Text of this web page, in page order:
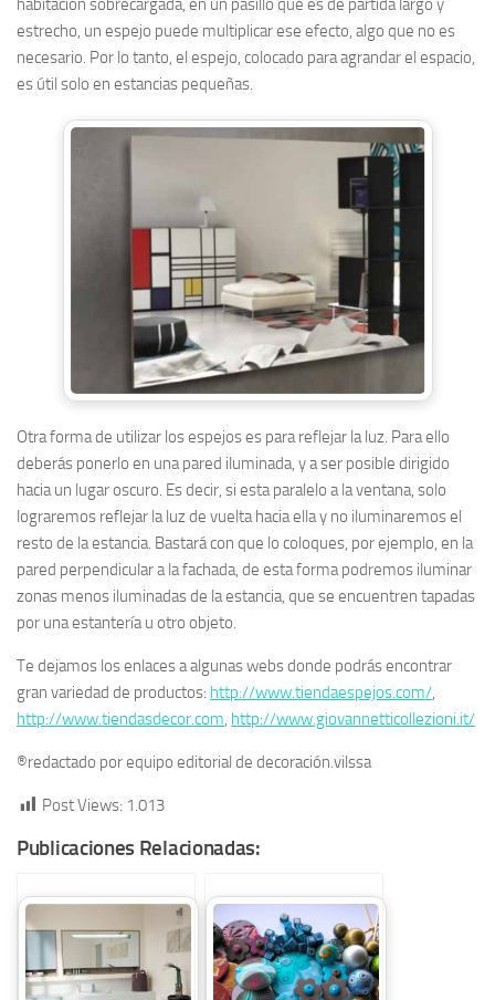
habitación sobrecargada, en un pasillo que es de partida largo y
estrecho, un espejo puede multiplicar ese efecto, algo que no es
necesario. Por lo tanto, el espejo, colocado para agrandar el espacio,
es útil solo en estancias pequeñas.
Otra forma de utilizar los espejos es para reflejar la luz. Para ello
deberás ponerlo en una pared iluminada, y a ser posible dirigido
hacia un lugar oscuro. Es decir, si esta paralelo a la ventana, solo
lograremos reflejar la luz de vuelta hacia ella y no iluminaremos el
resto de la estancia. Bastará con que lo coloques, por ejemplo, en la
pared perpendicular a la fachada, de esta forma podremos iluminar
zonas menos iluminadas de la estancia, que se encuentren tapadas
por una estantería u otro objeto.
Te dejamos los enlaces a algunas webs donde podrás encontrar
gran variedad de productos: http://www.tiendaespejos.com/,
http://www.tiendasdecor.com, http://www.giovannetticollezioni.it/
®redactado por equipo editorial de decoración.vilssa
Post Views: 1.013
Publicaciones Relacionadas: